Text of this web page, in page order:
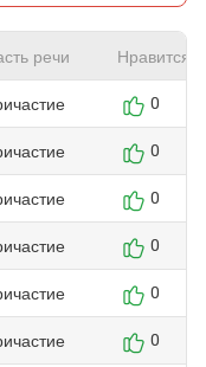
речи Нравится
0
0
0
0
0
0